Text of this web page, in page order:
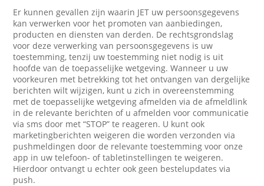
Er kunnen gevallen zijn waarin JET uw persoonsgegevens
kan verwerken voor het promoten van aanbiedingen,
producten en diensten van derden. De rechtsgrondslag
voor deze verwerking van persoonsgegevens is uw
toestemming, tenzij uw toestemming niet nodig is uit
hoofde van de toepasselijke wetgeving. Wanneer u uw
voorkeuren met betrekking tot het ontvangen van dergelijke
berichten wilt wijzigen, kunt u zich in overeenstemming
met de toepasselijke wetgeving afmelden via de afmeldlink
in de relevante berichten of u afmelden voor communicatie
via sms door met “STOP” te reageren. U kunt ook
marketingberichten weigeren die worden verzonden via
pushmeldingen door de relevante toestemming voor onze
app in uw telefoon- of tabletinstellingen te weigeren.
Hierdoor ontvangt u echter ook geen bestelupdates via
push.